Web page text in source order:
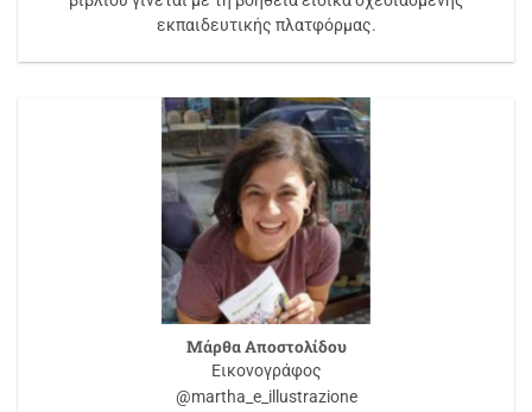
εκπαιδευτικής πλατφόρμας.
Μάρθα Αποστολίδου
Εικονογράφος
@martha_e_illustrazione